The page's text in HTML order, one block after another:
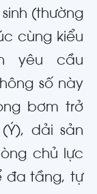
(thường
cùng kiểu
yêu cầu
số này
bơm trở
dải sản
chủ lực
đa tầng, tự